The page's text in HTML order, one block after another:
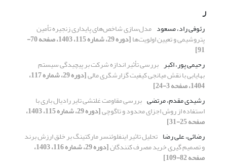
ر
رئوفی راد، مسعود مدل‌سازی شاخص‌های پایداری زنجیره تأمین
پتروشیمی و تعیین اولویت‌ها [دوره 29، شماره 115، 1403، صفحه 70-
91]
رحیمی پور، اکبر بررسی تأثیر اندازه شرکت بر پیچیدگی سیستم
بهایابی با نقش میانجی کیفیت گزارشگری مالی [دوره 29، شماره 117،
1404، صفحه 3-24]
رشیدی مقدم، مرتضی بررسی مقاومت غلتشی تایر رادیال باری با
استفاده از روش اجزای محدود و تاگوچی [دوره 29، شماره 115، 1403،
صفحه 25-31]
رضائی، علی رضا تحلیل تاثیر اینفلوئنسر مارکتینگ بر خلق ارزش برند
و تصمیم گیری خرید مصرف کنندگان [دوره 29، شماره 116، 1403،
صفحه 82-109]